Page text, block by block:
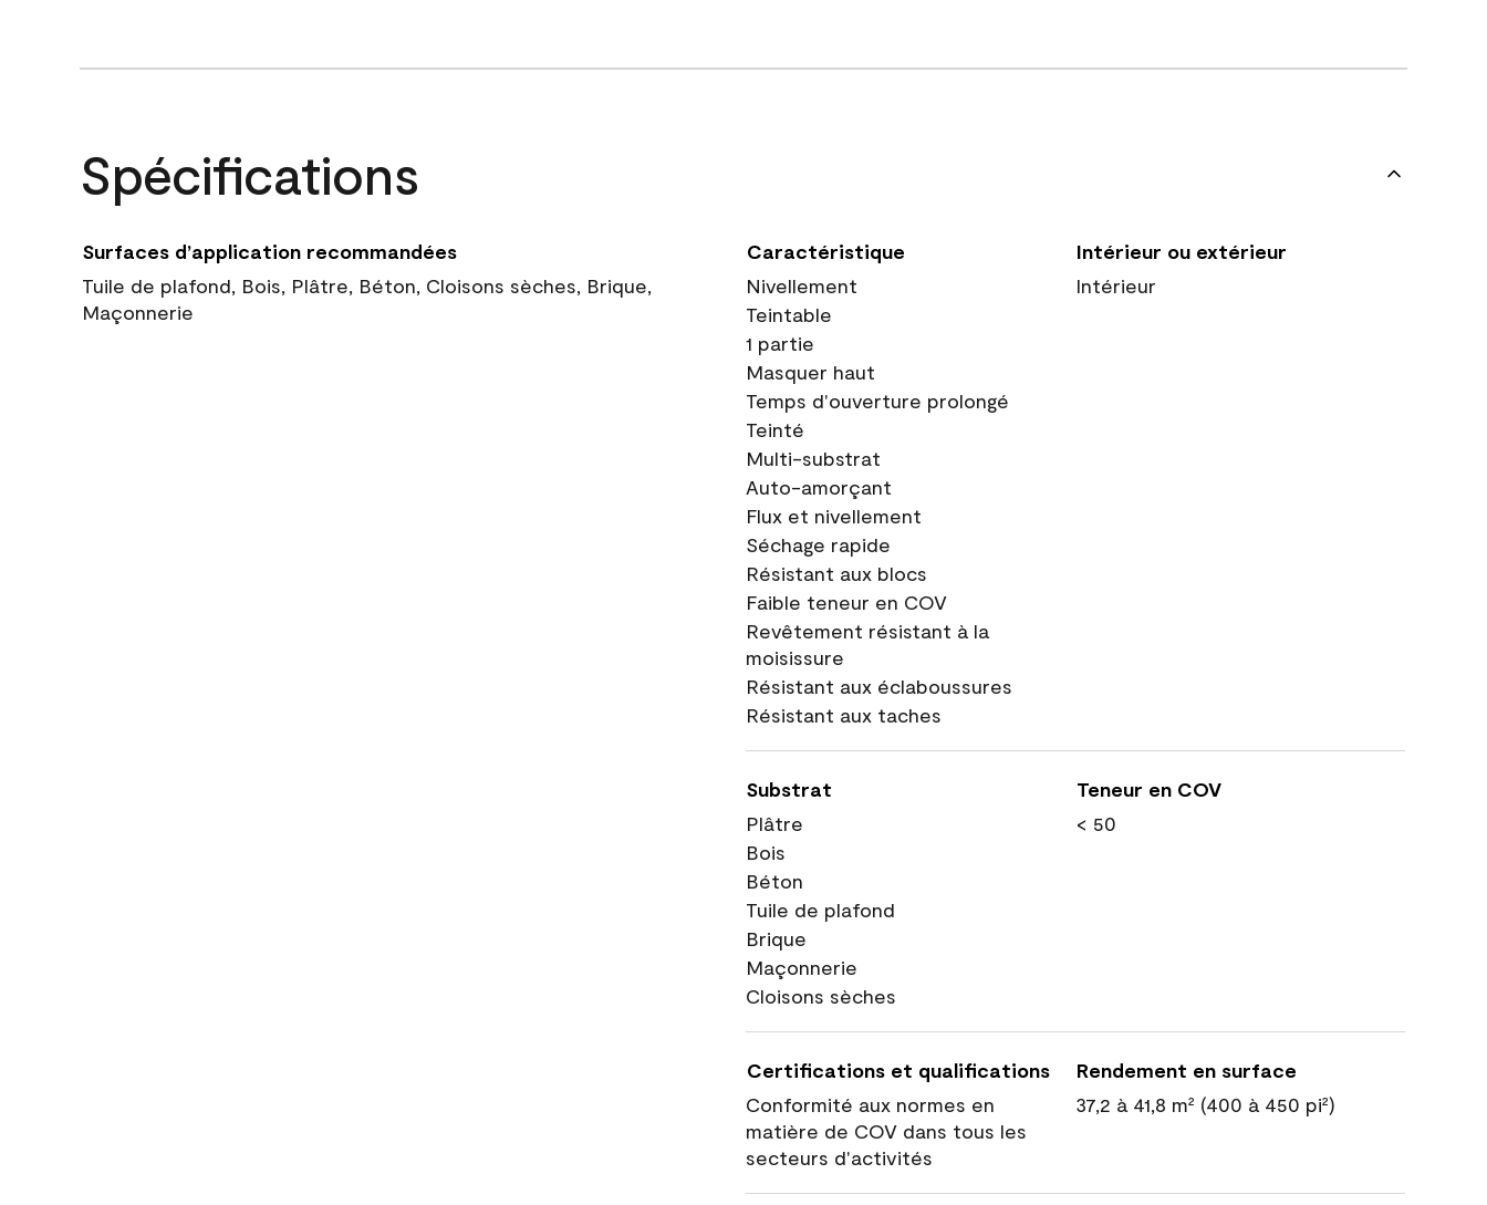
Spécifications
Surfaces d’application recommandées
Tuile de plafond, Bois, Plâtre, Béton, Cloisons sèches, Brique,
Maçonnerie
Caractéristique
Nivellement
Teintable
1 partie
Masquer haut
Temps d'ouverture prolongé
Teinté
Multi-substrat
Auto-amorçant
Flux et nivellement
Séchage rapide
Résistant aux blocs
Faible teneur en COV
Revêtement résistant à la
moisissure
Résistant aux éclaboussures
Résistant aux taches
Intérieur ou extérieur
Intérieur
Substrat
Plâtre
Bois
Béton
Tuile de plafond
Brique
Maçonnerie
Cloisons sèches
Teneur en COV
< 50
Certifications et qualifications
Conformité aux normes en
matière de COV dans tous les
secteurs d'activités
Rendement en surface
37,2 à 41,8 m² (400 à 450 pi²)